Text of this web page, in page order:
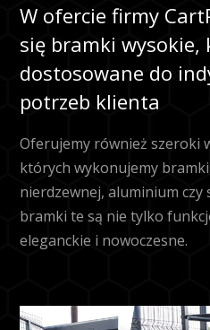
W ofercie firmy
się bramki wysokie,
dostosowane do
potrzeb klienta
Oferujemy również szeroki
których wykonujemy
nierdzewnej, aluminium czy
bramki te są nie tylko
eleganckie i nowoczesne.